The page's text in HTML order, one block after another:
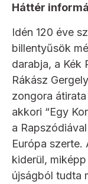
Háttér
Idén 120 éve
billentyűsök
darabja, a Kék
Rákász
zongora
akkori “Egy
a
Európa szerte.
kiderül,
újságból tudta